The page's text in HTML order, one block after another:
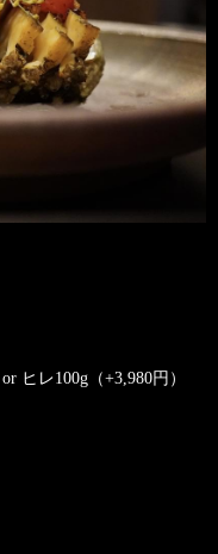
ヒレ100g（+3,980円）